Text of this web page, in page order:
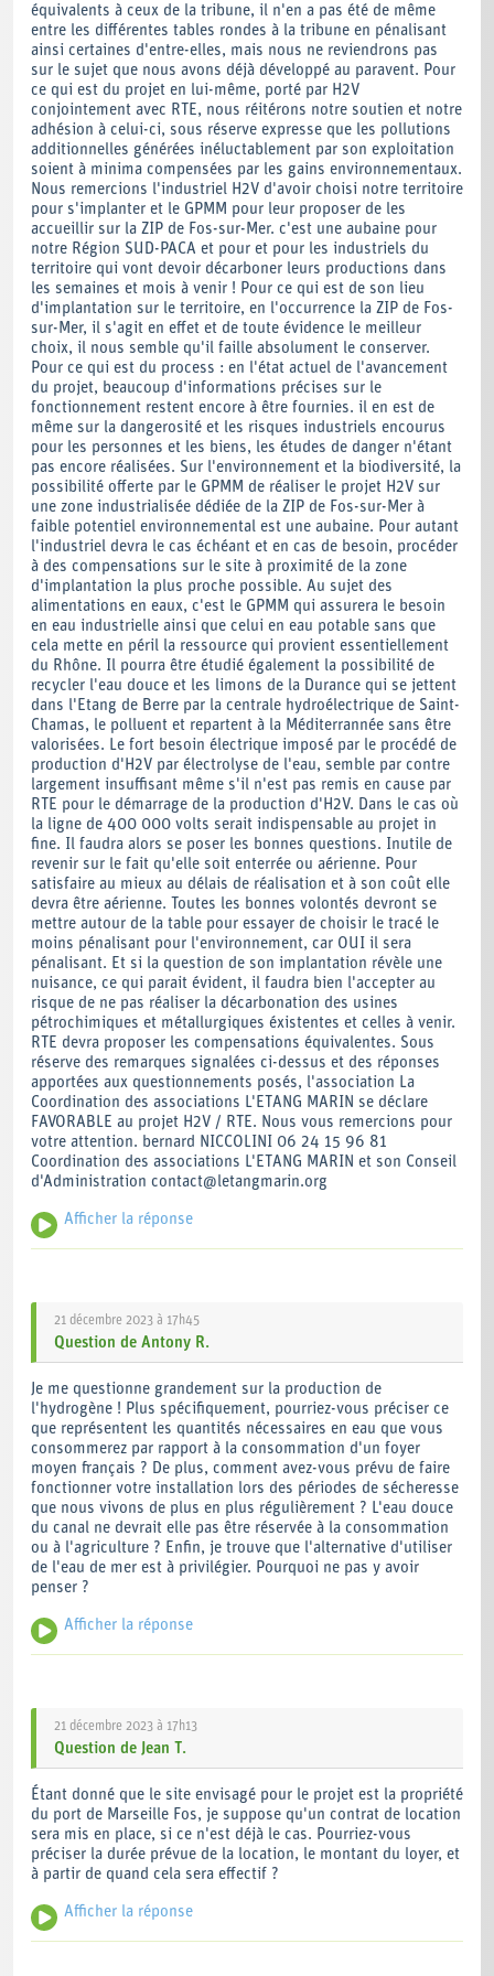
équivalents à ceux de la tribune, il n'en a pas été de même
entre les différentes tables rondes à la tribune en pénalisant
ainsi certaines d'entre-elles, mais nous ne reviendrons pas
sur le sujet que nous avons déjà développé au paravent. Pour
ce qui est du projet en lui-même, porté par H2V
conjointement avec RTE, nous réitérons notre soutien et notre
adhésion à celui-ci, sous réserve expresse que les pollutions
additionnelles générées inéluctablement par son exploitation
soient à minima compensées par les gains environnementaux.
Nous remercions l'industriel H2V d'avoir choisi notre territoire
pour s'implanter et le GPMM pour leur proposer de les
accueillir sur la ZIP de Fos-sur-Mer. c'est une aubaine pour
notre Région SUD-PACA et pour et pour les industriels du
territoire qui vont devoir décarboner leurs productions dans
les semaines et mois à venir ! Pour ce qui est de son lieu
d'implantation sur le territoire, en l'occurrence la ZIP de Fos-
sur-Mer, il s'agit en effet et de toute évidence le meilleur
choix, il nous semble qu'il faille absolument le conserver.
Pour ce qui est du process : en l'état actuel de l'avancement
du projet, beaucoup d'informations précises sur le
fonctionnement restent encore à être fournies. il en est de
même sur la dangerosité et les risques industriels encourus
pour les personnes et les biens, les études de danger n'étant
pas encore réalisées. Sur l'environnement et la biodiversité, la
possibilité offerte par le GPMM de réaliser le projet H2V sur
une zone industrialisée dédiée de la ZIP de Fos-sur-Mer à
faible potentiel environnemental est une aubaine. Pour autant
l'industriel devra le cas échéant et en cas de besoin, procéder
à des compensations sur le site à proximité de la zone
d'implantation la plus proche possible. Au sujet des
alimentations en eaux, c'est le GPMM qui assurera le besoin
en eau industrielle ainsi que celui en eau potable sans que
cela mette en péril la ressource qui provient essentiellement
du Rhône. Il pourra être étudié également la possibilité de
recycler l'eau douce et les limons de la Durance qui se jettent
dans l'Etang de Berre par la centrale hydroélectrique de Saint-
Chamas, le polluent et repartent à la Méditerrannée sans être
valorisées. Le fort besoin électrique imposé par le procédé de
production d'H2V par électrolyse de l'eau, semble par contre
largement insuffisant même s'il n'est pas remis en cause par
RTE pour le démarrage de la production d'H2V. Dans le cas où
la ligne de 400 000 volts serait indispensable au projet in
fine. Il faudra alors se poser les bonnes questions. Inutile de
revenir sur le fait qu'elle soit enterrée ou aérienne. Pour
satisfaire au mieux au délais de réalisation et à son coût elle
devra être aérienne. Toutes les bonnes volontés devront se
mettre autour de la table pour essayer de choisir le tracé le
moins pénalisant pour l'environnement, car OUI il sera
pénalisant. Et si la question de son implantation révèle une
nuisance, ce qui parait évident, il faudra bien l'accepter au
risque de ne pas réaliser la décarbonation des usines
pétrochimiques et métallurgiques éxistentes et celles à venir.
RTE devra proposer les compensations équivalentes. Sous
réserve des remarques signalées ci-dessus et des réponses
apportées aux questionnements posés, l'association La
Coordination des associations L'ETANG MARIN se déclare
FAVORABLE au projet H2V / RTE. Nous vous remercions pour
votre attention. bernard NICCOLINI 06 24 15 96 81
Coordination des associations L'ETANG MARIN et son Conseil
d'Administration contact@letangmarin.org
Afficher la réponse
Nous vous remercions pour votre contribution.
21 décembre 2023 à 17h45
Question de Antony R.
Je me questionne grandement sur la production de
l'hydrogène ! Plus spécifiquement, pourriez-vous préciser ce
que représentent les quantités nécessaires en eau que vous
consommerez par rapport à la consommation d'un foyer
moyen français ? De plus, comment avez-vous prévu de faire
fonctionner votre installation lors des périodes de sécheresse
que nous vivons de plus en plus régulièrement ? L'eau douce
du canal ne devrait elle pas être réservée à la consommation
ou à l'agriculture ? Enfin, je trouve que l'alternative d'utiliser
de l'eau de mer est à privilégier. Pourquoi ne pas y avoir
penser ?
Afficher la réponse
Réponse de H2V :
Les projets industriels situés sur l'emprise du Grand Port
Maritime de Marseille sont tenus d'être raccordés et d'utiliser
le réseau d'eau industrielle du Port. Cette eau est issue du
pompage de l'eau du canal d'Arles à Fos, qui est un canal de
dérivation du Rhône. L'eau proviendrait donc du Rhône et
serait livrée au site H2V de Fos par le biais de canalisations du
réseau public géré par le Grand Port Maritime de Marseille
(GPMM). Il s'agirait d'une eau « fatale », qui ne serait en
concurrence avec aucun autre usage, les pompages réalisés
La consommation estimée de l'usine H2V Marseille Fos serait
21 décembre 2023 à 17h13
Question de Jean T.
Étant donné que le site envisagé pour le projet est la propriété
du port de Marseille Fos, je suppose qu'un contrat de location
sera mis en place, si ce n'est déjà le cas. Pourriez-vous
préciser la durée prévue de la location, le montant du loyer, et
à partir de quand cela sera effectif ?
Afficher la réponse
Réponse de H2V :